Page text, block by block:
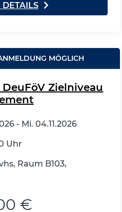
DETAILS
MÖGLICH
Zielniveau
- Mi. 04.11.2026
Uhr
Raum B103,
€